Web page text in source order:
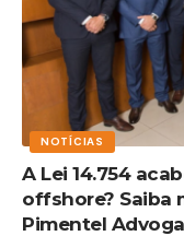
NOTÍCIAS
A Lei 14.754
offshore? Saiba
Pimentel